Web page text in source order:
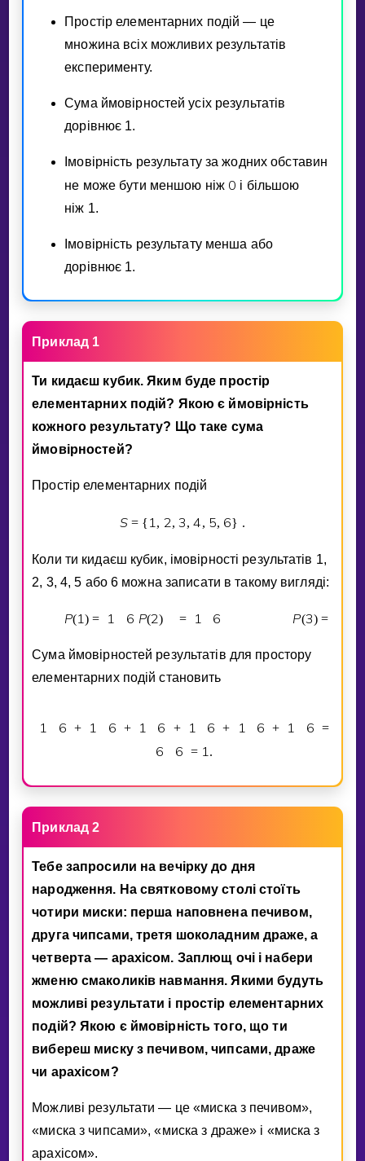
Простiр елементарних подiй — це
множина всiх можливих результатiв
експерименту.
Сума ймовiрностей усiх результатiв
дорiвнює 1.
Iмовiрнiсть результату за жодних обставин
не може бути меншою нiж 0 i бiльшою
нiж 1.
Iмовiрнiсть результату менша або
дорiвнює 1.
Приклад 1
Ти кидаєш кубик. Яким буде простiр
елементарних подiй? Якою є ймовiрнiсть
кожного результату? Що таке сума
ймовiрностей?
Простiр елементарних подiй
S = {1, 2, 3, 4, 5, 6} .
Коли ти кидаєш кубик, iмовiрностi результатiв 1,
2, 3, 4, 5 або 6 можна записати в такому виглядi:
P(1) = 1 6 P(2) = 1 6 P(3) =
Сума ймовiрностей результатiв для простору
елементарних подiй становить
1 6 + 1 6 + 1 6 + 1 6 + 1 6 + 1 6 =
6 6 = 1.
Приклад 2
Тебе запросили на вечiрку до дня
народження. На святковому столi стоїть
чотири миски: перша наповнена печивом,
друга чипсами, третя шоколадним драже, а
четверта — арахiсом. Заплющ очi i набери
жменю смаколикiв навмання. Якими будуть
можливi результати i простiр елементарних
подiй? Якою є ймовiрнiсть того, що ти
вибереш миску з печивом, чипсами, драже
чи арахiсом?
Можливi результати — це «миска з печивом»,
«миска з чипсами», «миска з драже» i «миска з
арахiсом».